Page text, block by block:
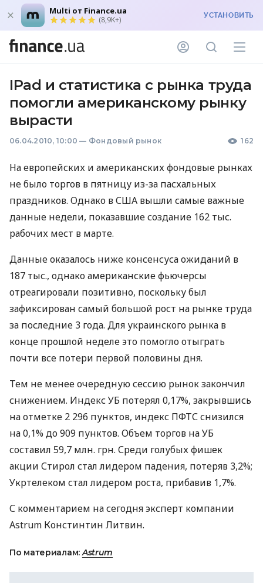
Multi от Finance.ua
(8,9K+) УСТАНОВИТЬ
IPad и статистика с рынка труда
помогли американскому рынку
вырасти
06.04.2010, 10:00 — Фондовый рынок 162
На европейских и американских фондовые рынках
не было торгов в пятницу из-за пасхальных
праздников. Однако в США вышли самые важные
данные недели, показавшие создание 162 тыс.
рабочих мест в марте.
Данные оказалось ниже консенсуса ожиданий в
187 тыс., однако американские фьючерсы
отреагировали позитивно, поскольку был
зафиксирован самый большой рост на рынке труда
за последние 3 года. Для украинского рынка в
конце прошлой неделе это помогло отыграть
почти все потери первой половины дня.
Тем не менее очередную сессию рынок закончил
снижением. Индекс УБ потерял 0,17%, закрывшись
на отметке 2 296 пунктов, индекс ПФТС снизился
на 0,1% до 909 пунктов. Объем торгов на УБ
составил 59,7 млн. грн. Среди голубых фишек
акции Стирол стал лидером падения, потеряв 3,2%;
Укртелеком стал лидером роста, прибавив 1,7%.
С комментарием на сегодня эксперт компании
Astrum Констинтин Литвин.
По материалам:Astrum